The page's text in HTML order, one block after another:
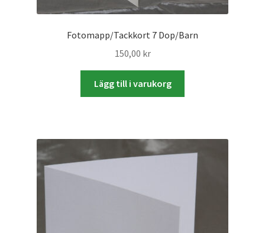
Fotomapp/Tackkort 7 Dop/Barn
150,00 kr
Lägg till i varukorg